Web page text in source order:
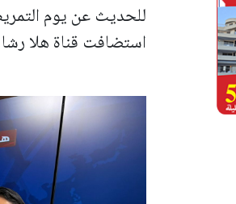
للحديث عن يوم
استضافت قناة هلا